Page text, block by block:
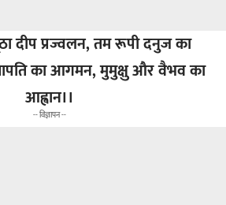
दीप प्रज्वलन, तम रूपी दनुज का
का आगमन, मुमुक्षु और वैभव का
आह्वान।।
-- विज्ञापन --